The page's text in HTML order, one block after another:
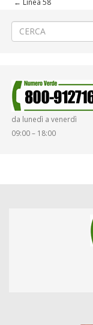
da lunedì a venerdì
09:00 – 18:00